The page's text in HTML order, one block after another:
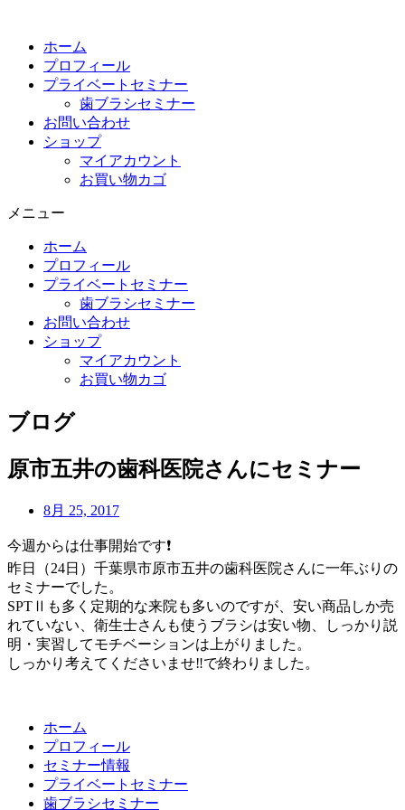
ホーム
プロフィール
プライベートセミナー
歯ブラシセミナー
お問い合わせ
ショップ
マイアカウント
お買い物カゴ
メニュー
ホーム
プロフィール
プライベートセミナー
歯ブラシセミナー
お問い合わせ
ショップ
マイアカウント
お買い物カゴ
ブログ
原市五井の歯科医院さんにセミナー
8月 25, 2017
今週からは仕事開始です❗
昨日（24日）千葉県市原市五井の歯科医院さんに一年ぶりの
セミナーでした。
SPTⅡも多く定期的な来院も多いのですが、安い商品しか売
れていない、衛生士さんも使うブラシは安い物、しっかり説
明・実習してモチベーションは上がりました。
しっかり考えてくださいませ‼️で終わりました。
ホーム
プロフィール
セミナー情報
プライベートセミナー
歯ブラシセミナー